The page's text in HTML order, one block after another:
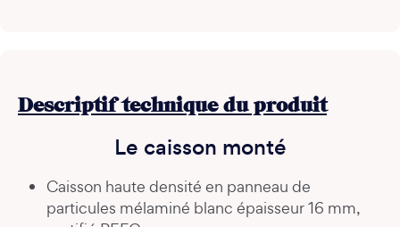
Descriptif technique du produit
Le caisson monté
Caisson haute densité en panneau de
particules mélaminé blanc épaisseur 16 mm,